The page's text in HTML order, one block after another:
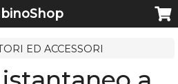
ED ACCESSORI